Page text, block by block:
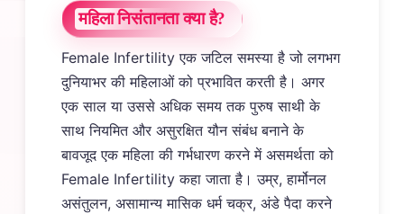
महिला निसंतानता क्या है?
Female Infertility एक जटिल समस्या है जो लगभग
दुनियाभर की महिलाओं को प्रभावित करती है। अगर
एक साल या उससे अधिक समय तक पुरुष साथी के
साथ नियमित और असुरक्षित यौन संबंध बनाने के
बावजूद एक महिला की गर्भधारण करने में असमर्थता को
Female Infertility कहा जाता है। उम्र, हार्मोनल
असंतुलन, असामान्य मासिक धर्म चक्र, अंडे पैदा करने